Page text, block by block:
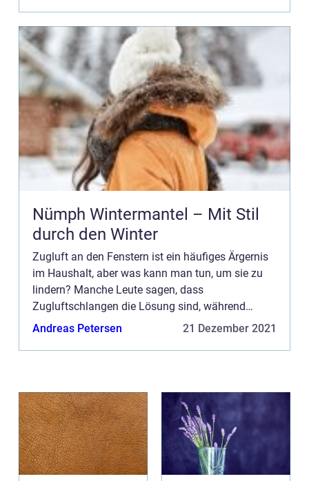
Nümph Wintermantel – Mit Stil
durch den Winter
Zugluft an den Fenstern ist ein häufiges Ärgernis
im Haushalt, aber was kann man tun, um sie zu
lindern? Manche Leute sagen, dass
Zugluftschlangen die Lösung sind, während
andere auf Fensterlüfter setzen. Was ist für Sie
Andreas Petersen 21 Dezember 2021